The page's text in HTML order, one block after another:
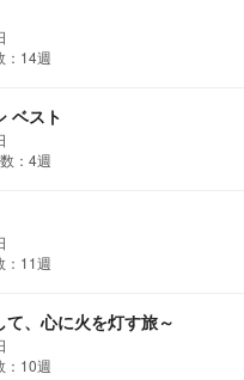
14週
ベスト
：4週
11週
、心に火を灯す旅～
10週